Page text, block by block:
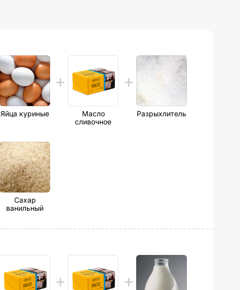
Яйца куриные
Масло
сливочное
Разрыхлитель
Сахар
ванильный